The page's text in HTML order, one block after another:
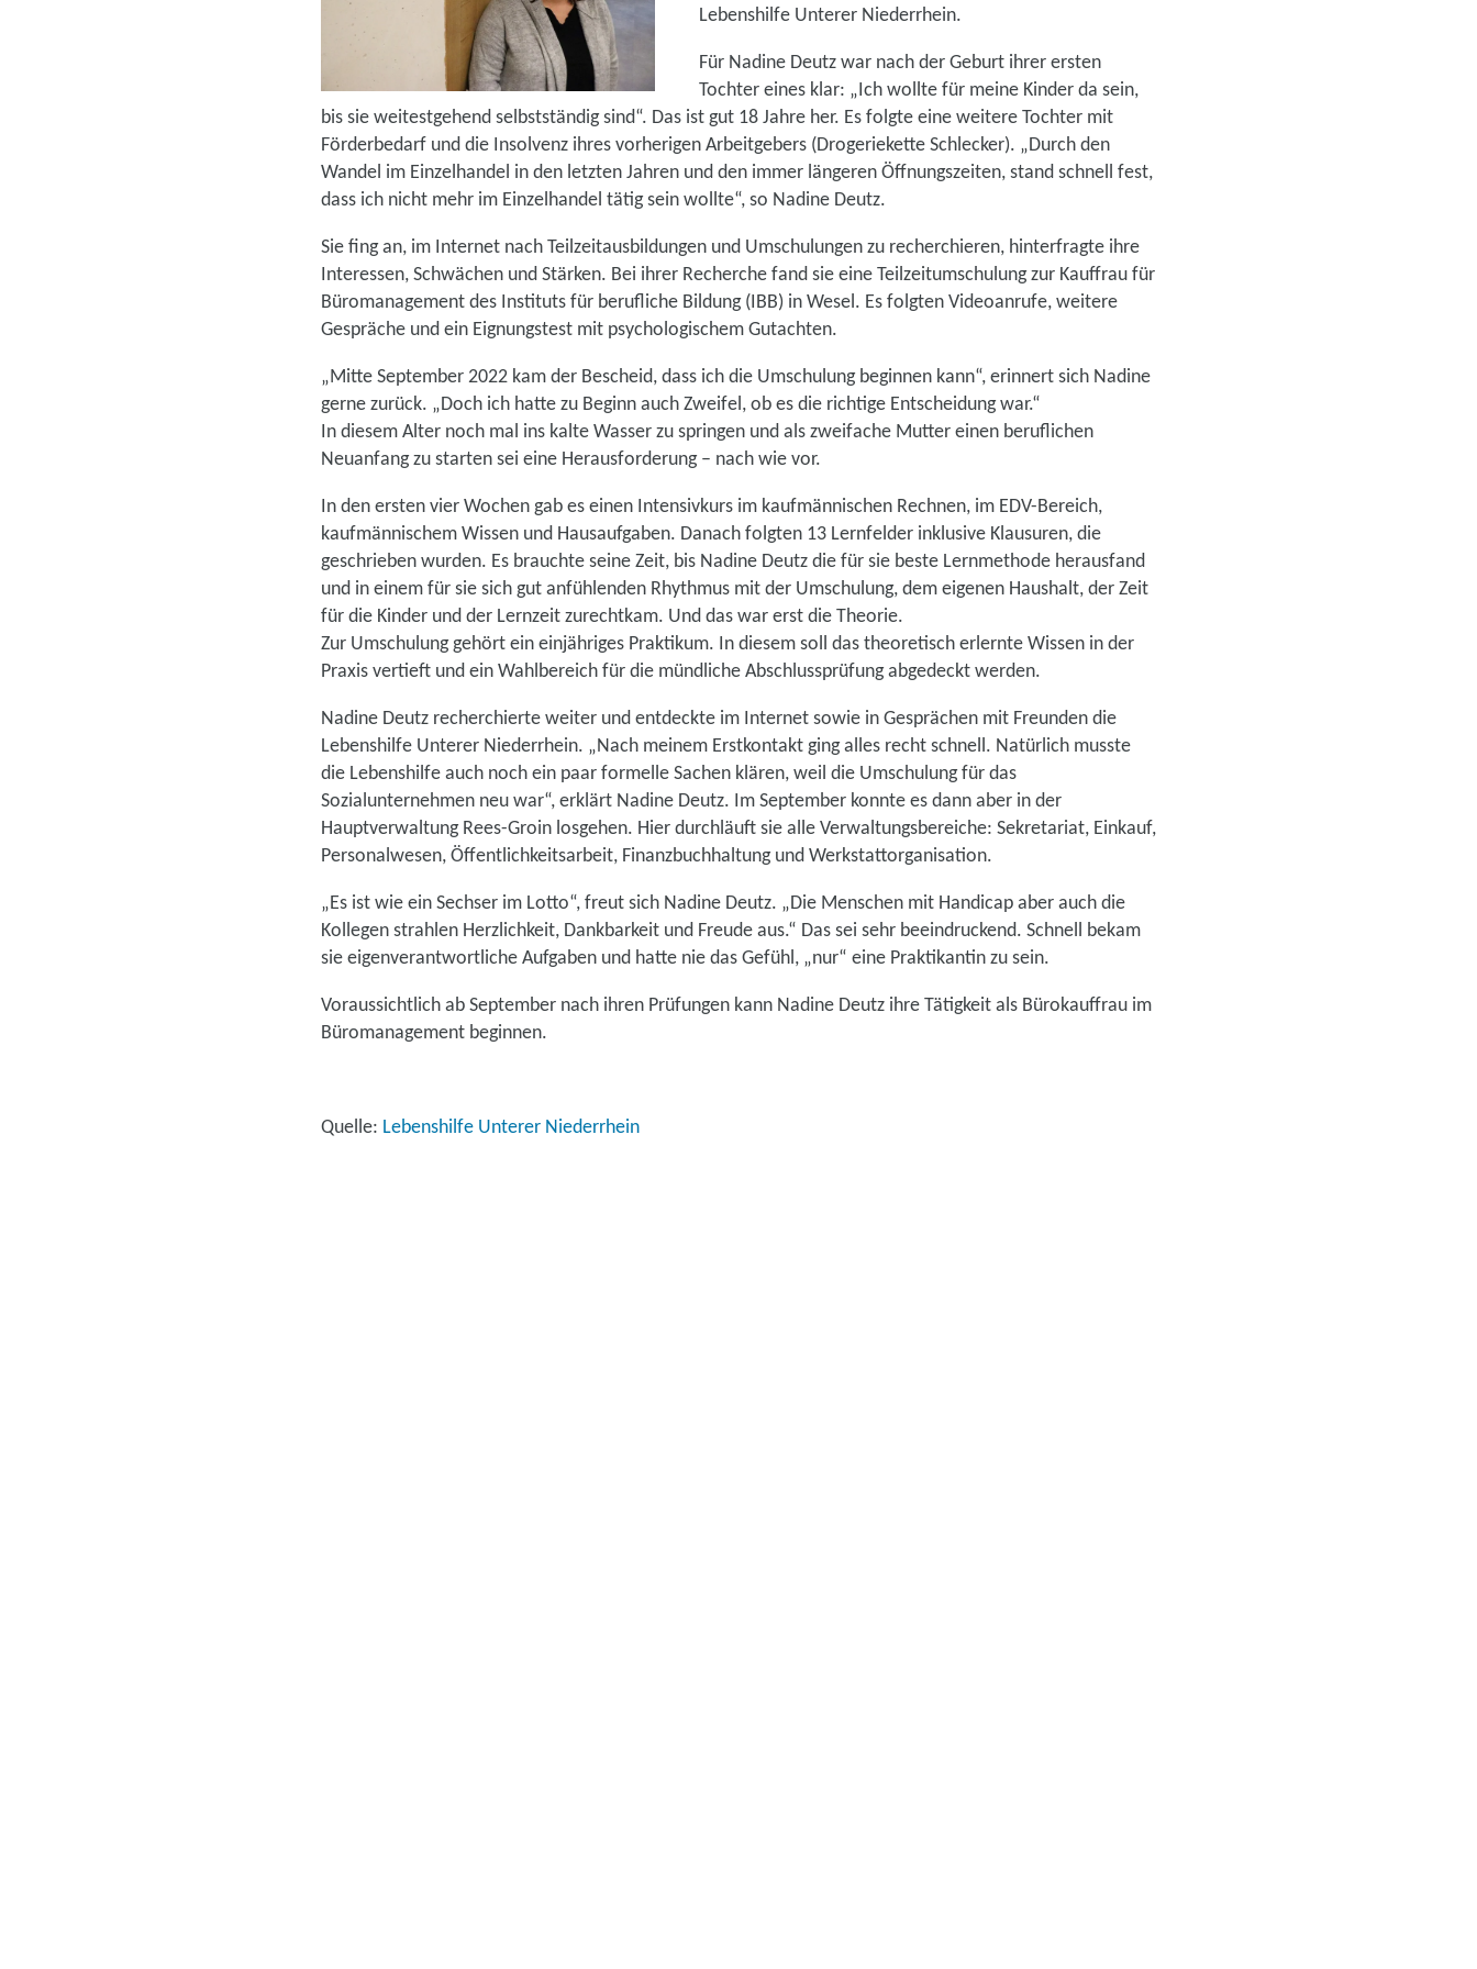
Lebenshilfe Unterer Niederrhein.
Für Nadine Deutz war nach der Geburt ihrer ersten
Tochter eines klar: „Ich wollte für meine Kinder da sein,
bis sie weitestgehend selbstständig sind“. Das ist gut 18 Jahre her. Es folgte eine weitere Tochter mit
Förderbedarf und die Insolvenz ihres vorherigen Arbeitgebers (Drogeriekette Schlecker). „Durch den
Wandel im Einzelhandel in den letzten Jahren und den immer längeren Öffnungszeiten, stand schnell fest,
dass ich nicht mehr im Einzelhandel tätig sein wollte“, so Nadine Deutz.
Sie fing an, im Internet nach Teilzeitausbildungen und Umschulungen zu recherchieren, hinterfragte ihre
Interessen, Schwächen und Stärken. Bei ihrer Recherche fand sie eine Teilzeitumschulung zur Kauffrau für
Büromanagement des Instituts für berufliche Bildung (IBB) in Wesel. Es folgten Videoanrufe, weitere
Gespräche und ein Eignungstest mit psychologischem Gutachten.
„Mitte September 2022 kam der Bescheid, dass ich die Umschulung beginnen kann“, erinnert sich Nadine
gerne zurück. „Doch ich hatte zu Beginn auch Zweifel, ob es die richtige Entscheidung war.“
In diesem Alter noch mal ins kalte Wasser zu springen und als zweifache Mutter einen beruflichen
Neuanfang zu starten sei eine Herausforderung – nach wie vor.
In den ersten vier Wochen gab es einen Intensivkurs im kaufmännischen Rechnen, im EDV-Bereich,
kaufmännischem Wissen und Hausaufgaben. Danach folgten 13 Lernfelder inklusive Klausuren, die
geschrieben wurden. Es brauchte seine Zeit, bis Nadine Deutz die für sie beste Lernmethode herausfand
und in einem für sie sich gut anfühlenden Rhythmus mit der Umschulung, dem eigenen Haushalt, der Zeit
für die Kinder und der Lernzeit zurechtkam. Und das war erst die Theorie.
Zur Umschulung gehört ein einjähriges Praktikum. In diesem soll das theoretisch erlernte Wissen in der
Praxis vertieft und ein Wahlbereich für die mündliche Abschlussprüfung abgedeckt werden.
Nadine Deutz recherchierte weiter und entdeckte im Internet sowie in Gesprächen mit Freunden die
Lebenshilfe Unterer Niederrhein. „Nach meinem Erstkontakt ging alles recht schnell. Natürlich musste
die Lebenshilfe auch noch ein paar formelle Sachen klären, weil die Umschulung für das
Sozialunternehmen neu war“, erklärt Nadine Deutz. Im September konnte es dann aber in der
Hauptverwaltung Rees-Groin losgehen. Hier durchläuft sie alle Verwaltungsbereiche: Sekretariat, Einkauf,
Personalwesen, Öffentlichkeitsarbeit, Finanzbuchhaltung und Werkstattorganisation.
„Es ist wie ein Sechser im Lotto“, freut sich Nadine Deutz. „Die Menschen mit Handicap aber auch die
Kollegen strahlen Herzlichkeit, Dankbarkeit und Freude aus.“ Das sei sehr beeindruckend. Schnell bekam
sie eigenverantwortliche Aufgaben und hatte nie das Gefühl, „nur“ eine Praktikantin zu sein.
Voraussichtlich ab September nach ihren Prüfungen kann Nadine Deutz ihre Tätigkeit als Bürokauffrau im
Büromanagement beginnen.
Quelle: Lebenshilfe Unterer Niederrhein